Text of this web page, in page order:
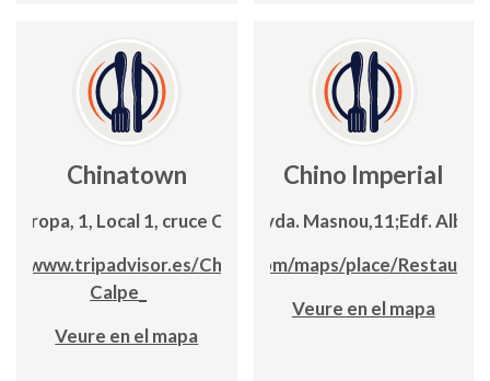
Chinatown
Europa, 1, Local 1, cruce C/La Niña
www.tripadvisor.es/China_Town-
Calpe_
Veure en el mapa
Chino Imperial
Avda. Masnou,11;Edf. Alba
www.google.com/maps/place/
Veure en el mapa